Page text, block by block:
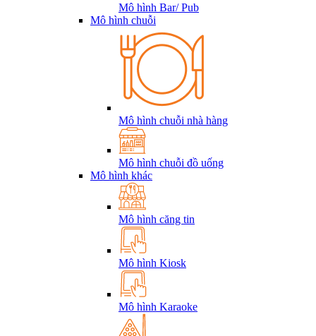
Mô hình Bar/ Pub
Mô hình chuỗi
Mô hình chuỗi nhà hàng
Mô hình chuỗi đồ uống
Mô hình khác
Mô hình căng tin
Mô hình Kiosk
Mô hình Karaoke